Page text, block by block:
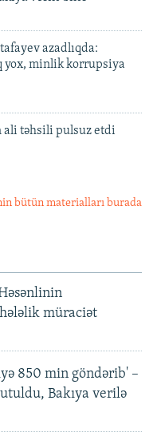
azadlıqda:
yox, minlik korrupsiya
ali təhsili pulsuz etdi
bütün materialları burada
müraciət
850 min göndərib' –
Bakıya verilə